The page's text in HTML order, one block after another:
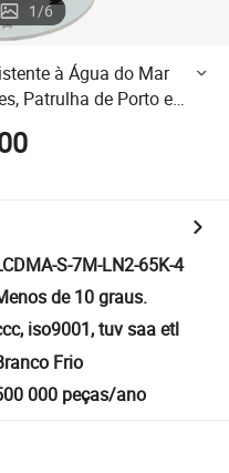
1/6
à Água do Mar
Patrulha de Porto e
Alcance, 2 Grau de
S-7M-LN2-65K-4
de 10 graus.
iso9001, tuv saa etl
Frio
000 peças/ano